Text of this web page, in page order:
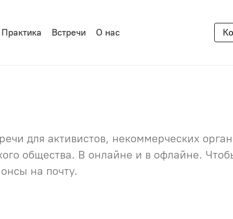
Практика Встречи О нас
для активистов, некоммерческих
общества. В онлайне и в офлайне.
на почту.